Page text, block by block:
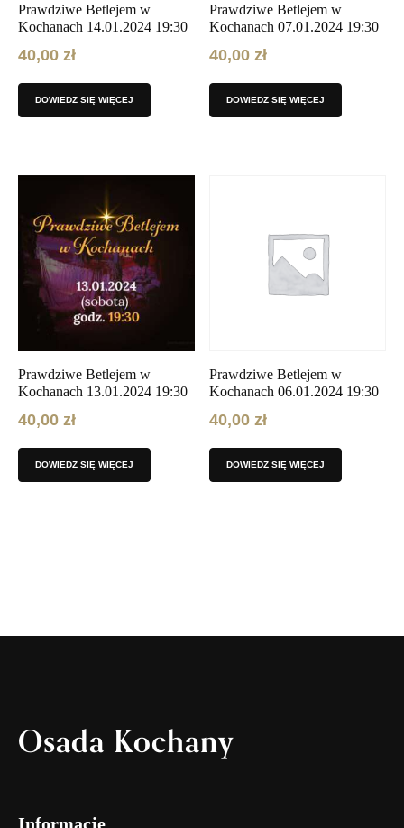
Prawdziwe Betlejem w
Kochanach 14.01.2024 19:30
40,00 zł
DOWIEDZ SIĘ WIĘCEJ
Prawdziwe Betlejem w
Kochanach 07.01.2024 19:30
40,00zł
DOWIEDZ SIĘ WIĘCEJ
Prawdziwe Betlejem w
Kochanach 13.01.2024 19:30
40,00 zł
DOWIEDZ SIĘ WIĘCEJ
Prawdziwe Betlejem w
Kochanach 06.01.2024 19:30
40,00zł
DOWIEDZ SIĘ WIĘCEJ
Osada Kochany
Informacje